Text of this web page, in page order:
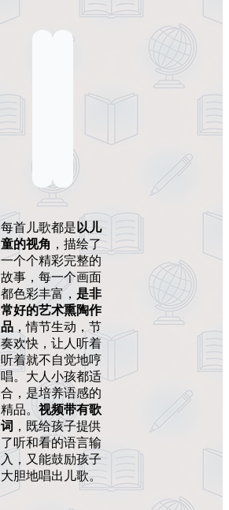
每首儿歌都是 以儿
童的视角 ，描绘了
一个个精彩完整的
故事，每一个画面
都色彩丰富， 是非
常好的艺术熏陶作
品 ，情节生动，节
奏欢快，让人听着
听着就不自觉地哼
唱。大人小孩都适
合，是培养语感的
精品。 视频带有歌
词 ，既给孩子提供
了听和看的语言输
入，又能鼓励孩子
大胆地唱出儿歌。